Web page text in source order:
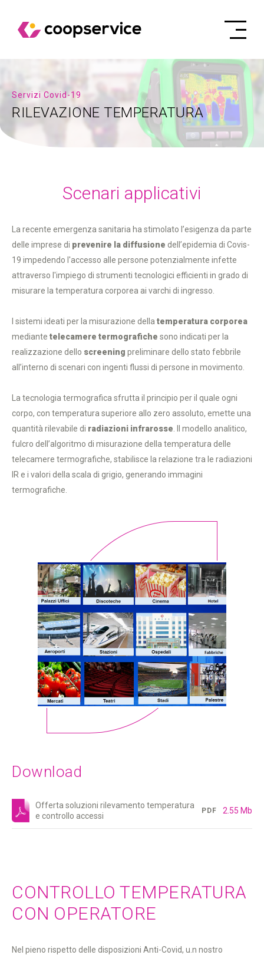
Servizi Covid-19
RILEVAZIONE TEMPERATURA
Scenari applicativi
La recente emergenza sanitaria ha stimolato l’esigenza da parte
delle imprese di prevenire la diffusione dell’epidemia di Covis-
19 impedendo l'accesso alle persone potenzialmente infette
attraverso l'impiego di strumenti tecnologici efficienti in grado di
misurare la temperatura corporea ai varchi di ingresso.
I sistemi ideati per la misurazione della temperatura corporea
mediante telecamere termografiche sono indicati per la
realizzazione dello screening preliminare dello stato febbrile
all’interno di scenari con ingenti flussi di persone in movimento.
La tecnologia termografica sfrutta il principio per il quale ogni
corpo, con temperatura superiore allo zero assoluto, emette una
quantità rilevabile di radiazioni infrarosse . Il modello analitico,
fulcro dell’algoritmo di misurazione della temperatura delle
telecamere termografiche, stabilisce la relazione tra le radiazioni
IR e i valori della scala di grigio, generando immagini
termografiche.
Download
Offerta soluzioni rilevamento temperatura
e controllo accessi
PDF 2.55 Mb
CONTROLLO TEMPERATURA
CON OPERATORE
Nel pieno rispetto delle disposizioni Anti-Covid, u.n nostro